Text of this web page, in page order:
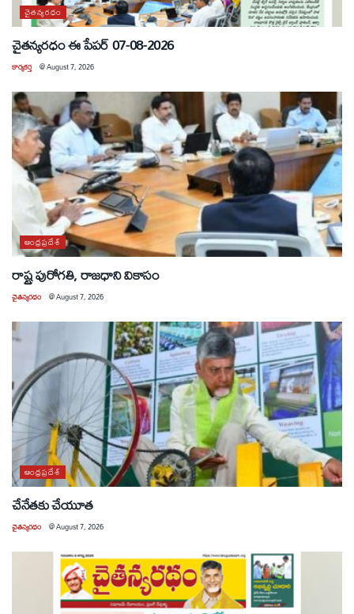
చైతన్యరధం
చైతన్యరధం ఈ పేపర్ 07-08-2026
కార్యకర్త @August 7, 2026
ఆంధ్రప్రదేశ్
రాష్ట్ర పురోగతి, రాజధాని వికాసం
చైతన్యరధం @August 7, 2026
ఆంధ్రప్రదేశ్
చేనేతకు చేయూత
చైతన్యరధం @August 7, 2026